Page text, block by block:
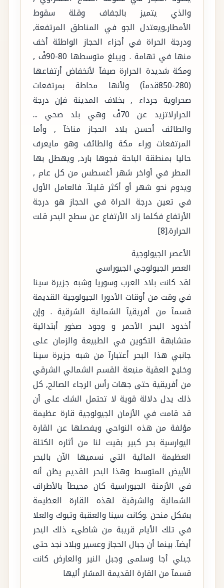
والذي يتميز بالجفاف وقلة سقوط
الأمطار,ويعتدل الجو في المناطق المرتفعة,
ودرجة الحراة في أجزاء الحجاز الواطئة أخف
منها في تهامة . ويبلغ متوسطها 80-90فْ ,
ومكة شديدة الحرارة صيفآ لأنخفاض أرتفاعها
(280-850قدمآ) ولأنها محاطة بمرتفعات
صحراوية جرداء , بخلاف المدينة فإن درجة
الحرارلاتزيد عن 70فْ وهي بلد صحي ...
والطائف أحسن بلاد الحجاز مناخآ , وأما
المرتفعات وراء مكة والطائف وهو مايعرف
حاليا بمنطقة الباحة فجوها بارد, ويهطل بها
المطر في أواخر شهر أغسطس من كل عام ,
ويدوم نحو شهر أو أكثر قليلآ. فالعامل الأول
في تعين درجة الحراة في الحجاز هو درجة
الأرتفاع فكلما زاد الأرتفاع عن سطح البحر قلت
الحرارة.[8]
الأعصر الجيولوجية
العصر الجيولوجي الجيوراسي
لقد كانت بلاد العرب وسوريا وشبه جزيرة سينا
في وقت من أوقات الأدورا الجيولوجية القديمة
قسمآ من أفريقيآ الشمالية الشرقية . وإن
أخدود البحر الأحمر و وجود صخور أبتدائية
متشابهة التكوين في الطبيعة والزمان على
جانبي هذا البحر أعتبارآ من شبه جزيرة سينا
وخليج العقية منبعة القسم الشمالي الشرقي
من أفريقية حتى جهات رأس الرجاء الصالح, كل
ذلك يدل دلالة قوية لا تحتمل الشك على أن
قد قامت في الأزمان الجيولوجية قارة عظيمة
مؤلفة من هذه النواحي ويفصلها عن القارة
اليوارسية بحر كبير بقيت لنا من أثاره الكتلة
العظيمة المائية التي نسميها الآن بالبحر
الأبيض المتوسط وهذا البحر القديم يظن أنه
في الأزمنة الجيوراسية كان محيطآ بالأطراف
الشمالية والشرقية لهذه القارة العظيمة
بشكل منحن .وكانت سينا والعقبة وتبوك والعلا
في تلك الأيام قريبة من شاطىء ذلك البحر
أيضآ. بينما أن جبال الحجاز وعسير وبلاد نجد حتى
جبلي أجا وسلمى وجبل النير والعارض كانت
قسمآ من القارة القديمة المشار أليها